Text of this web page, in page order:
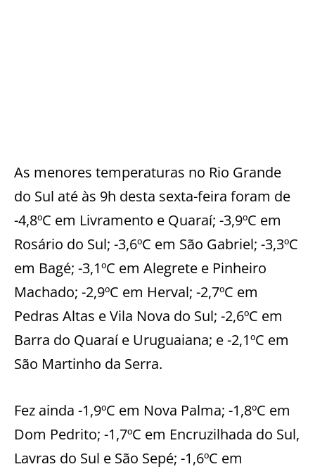
As menores temperaturas no Rio Grande
do Sul até às 9h desta sexta-feira foram de
-4,8ºC em Livramento e Quaraí; -3,9ºC em
Rosário do Sul; -3,6ºC em São Gabriel; -3,3ºC
em Bagé; -3,1ºC em Alegrete e Pinheiro
Machado; -2,9ºC em Herval; -2,7ºC em
Pedras Altas e Vila Nova do Sul; -2,6ºC em
Barra do Quaraí e Uruguaiana; e -2,1ºC em
São Martinho da Serra.
Fez ainda -1,9ºC em Nova Palma; -1,8ºC em
Dom Pedrito; -1,7ºC em Encruzilhada do Sul,
Lavras do Sul e São Sepé; -1,6ºC em